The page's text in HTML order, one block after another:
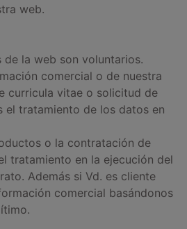
web.
la web son voluntarios.
comercial o de nuestra
curricula vitae o solicitud de
el tratamiento de los datos en
o la contratación de
tratamiento en la ejecución del
Además si Vd. es cliente
comercial basándonos